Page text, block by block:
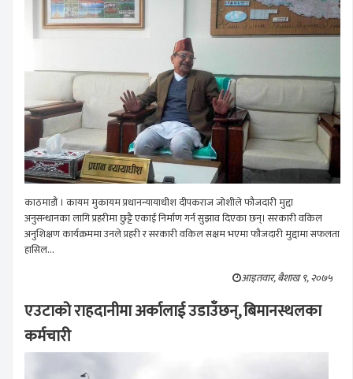
काठमाडौं । कायम मुकायम प्रधानन्यायाधीश दीपकराज जोशीले फौजदारी मुद्दा
अनुसन्धानका लागि प्रहरीमा छुट्टै एकाई निर्माण गर्न सुझाव दिएका छन्। सरकारी वकिल
अनुशिक्षण कार्यक्रममा उनले प्रहरी र सरकारी वकिल सक्षम भएमा फौजदारी मुद्दामा सफलता
हासिल...
आइतवार, बैशाख ९, २०७५
एउटाको राहदानीमा अर्कालाई उडाउँछन्, बिमानस्थलका
कर्मचारी